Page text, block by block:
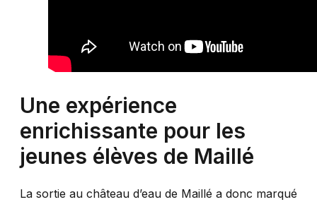
Une expérience
enrichissante pour les
jeunes élèves de Maillé
La sortie au château d’eau de Maillé a donc marqué